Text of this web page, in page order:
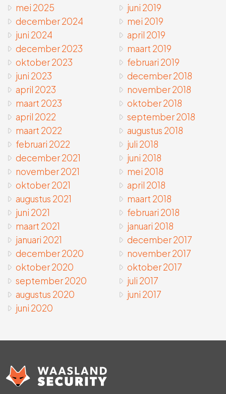
mei 2025
december 2024
juni 2024
december 2023
oktober 2023
juni 2023
april 2023
maart 2023
april 2022
maart 2022
februari 2022
december 2021
november 2021
oktober 2021
augustus 2021
juni 2021
maart 2021
januari 2021
december 2020
oktober 2020
september 2020
augustus 2020
juni 2020
juni 2019
mei 2019
april 2019
maart 2019
februari 2019
december 2018
november 2018
oktober 2018
september 2018
augustus 2018
juli 2018
juni 2018
mei 2018
april 2018
maart 2018
februari 2018
januari 2018
december 2017
november 2017
oktober 2017
juli 2017
juni 2017